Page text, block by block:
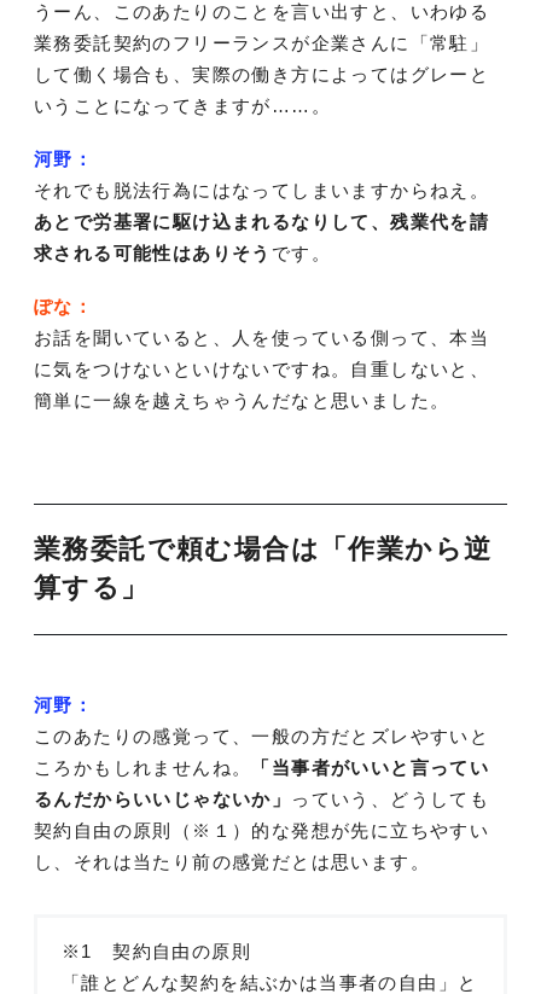
うーん、このあたりのことを言い出すと、いわゆる
業務委託契約のフリーランスが企業さんに「常駐」
して働く場合も、実際の働き方によってはグレーと
いうことになってきますが……。
河野：
それでも脱法行為にはなってしまいますからねえ。
あとで労基署に駆け込まれるなりして、残業代を請
求される可能性はありそう です。
ぽな：
お話を聞いていると、人を使っている側って、本当
に気をつけないといけないですね。自重しないと、
簡単に一線を越えちゃうんだなと思いました。
業務委託で頼む場合は「作業から逆
算する」
河野：
このあたりの感覚って、一般の方だとズレやすいと
ころかもしれませんね。
「当事者がいいと言ってい
るんだからいいじゃないか」
っていう、どうしても
契約自由の原則（※１）的な発想が先に立ちやすい
し、それは当たり前の感覚だとは思います。
※1 契約自由の原則
「誰とどんな契約を結ぶかは当事者の自由」と